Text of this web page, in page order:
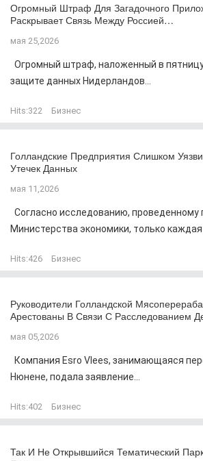
Огромный Штраф Для Загадочного
Раскрывает Связь Между Россией…
мая 25,2026
Огромный штраф, наложенный в
защите данных Нидерландов...
Hits:322 Бизнес
Голландские Предприятия Слишком
Утечек Данных
мая 11,2026
Согласно исследованию, проведенному
Министерства экономики, только каждая
Hits:426 Бизнес
Руководители Голландской
Арестованы В Связи С Расследованием
мая 05,2026
Компания Esro Vlees, занимающаяся
Нюнене, подала заявление...
Hits:402 Бизнес
Так И Не Открывшийся Тематический